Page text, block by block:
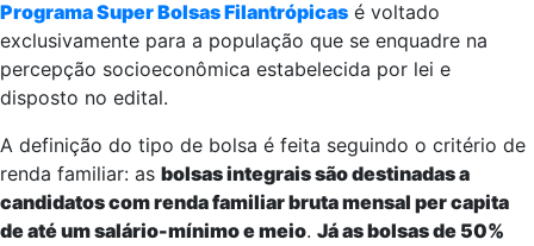
Programa Super Bolsas Filantrópicas é voltado
exclusivamente para a população que se enquadre na
percepção socioeconômica estabelecida por lei e
disposto no edital.
A definição do tipo de bolsa é feita seguindo o critério de
renda familiar: as bolsas integrais são destinadas a
candidatos com renda familiar bruta mensal per capita
de até um salário-mínimo e meio. Já as bolsas de 50%